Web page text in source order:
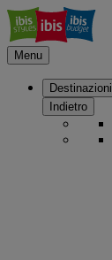
Menu
Destinazioni
Indietro